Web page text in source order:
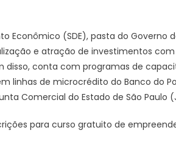
Econômico (SDE), pasta do Governo
e atração de investimentos
disso, conta com programas de
linhas de microcrédito do Banco do
Comercial do Estado de São Paulo
para curso gratuito de